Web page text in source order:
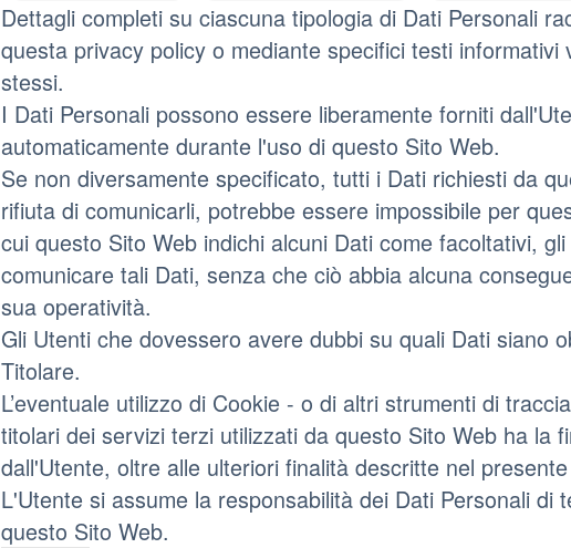
Dettagli completi su ciascuna tipologia di Dati Personali
questa privacy policy o mediante specifici testi
stessi.
I Dati Personali possono essere liberamente forniti
automaticamente durante l'uso di questo Sito Web.
Se non diversamente specificato, tutti i Dati richiesti da
rifiuta di comunicarli, potrebbe essere impossibile per
cui questo Sito Web indichi alcuni Dati come facoltativi,
comunicare tali Dati, senza che ciò abbia alcuna
sua operatività.
Gli Utenti che dovessero avere dubbi su quali Dati siano
Titolare.
L’eventuale utilizzo di Cookie - o di altri strumenti di
titolari dei servizi terzi utilizzati da questo Sito Web ha la
dall'Utente, oltre alle ulteriori finalità descritte nel
L'Utente si assume la responsabilità dei Dati Personali di
questo Sito Web.